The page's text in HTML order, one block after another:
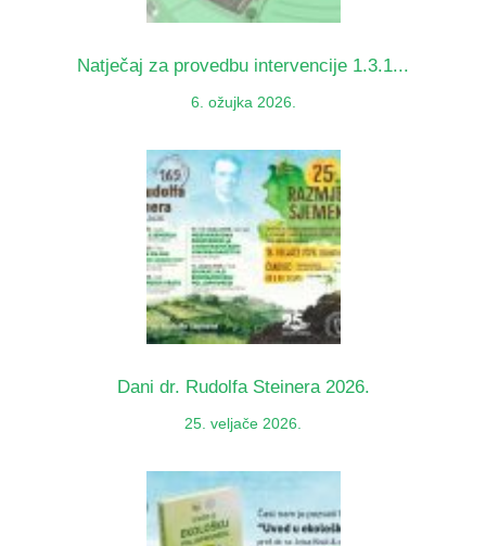
Natječaj za provedbu intervencije 1.3.1...
6. ožujka 2026.
Dani dr. Rudolfa Steinera 2026.
25. veljače 2026.